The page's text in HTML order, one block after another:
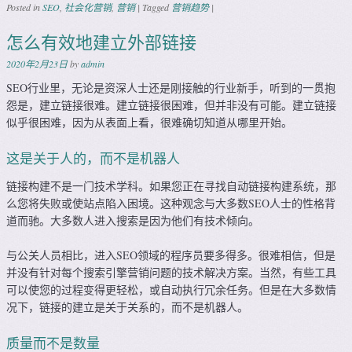
Posted inSEO, 社会化营销, 营销 | Tagged 营销趋势 |
怎么有效地建立外部链接
2020年2月23日byadmin
SEO行业里，无论是资深人士还是刚接触的行业新手，听到的一贯抱
怨是，建立链接很难。建立链接很困难，但并非没有可能。建立链接
似乎很困难，因为从表面上看，很难确切知道从哪里开始。
这是关于人的，而不是机器人
链接构建不是一门技术学科。如果您正在寻找自动链接构建系统，那
么您将失败或使站点陷入困境。这种观念与大多数SEO人士的性格背
道而驰。大多数人进入搜索是因为他们有技术倾向。
与公关人员相比，进入SEO领域的程序员要多得多。很难相信，但是
并没有针对每个搜索引擎营销问题的技术解决方案。当然，有些工具
可以使您的过程变得更轻松，或自动执行冗余任务。但是在大多数情
况下，链接的建立是关于关系的，而不是机器人。
质量而不是数量